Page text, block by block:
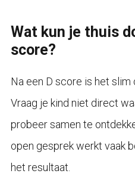
Wat kun je thuis
score?
Na een D score is het
Vraag je kind niet direct
probeer samen te
open gesprek werkt vaak
het resultaat.